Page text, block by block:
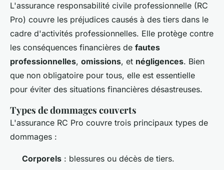
L'assurance responsabilité civile professionnelle (RC
Pro) couvre les préjudices causés à des tiers dans le
cadre d'activités professionnelles. Elle protège contre
les conséquences financières de fautes
professionnelles, omissions, et négligences. Bien
que non obligatoire pour tous, elle est essentielle
pour éviter des situations financières désastreuses.
Types de dommages couverts
L'assurance RC Pro couvre trois principaux types de
dommages :
Corporels : blessures ou décès de tiers.